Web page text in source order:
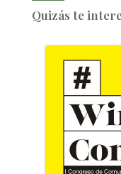
Quizás te